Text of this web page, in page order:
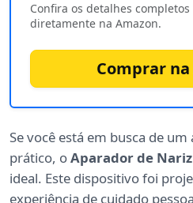
Confira os detalhes
diretamente na Amazon.
Comprar
Se você está em busca de
prático, oAparador de
ideal. Este dispositivo foi
experiência de cuidado